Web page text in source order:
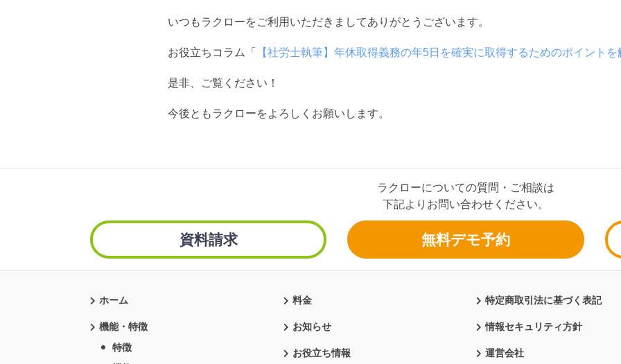
いつもラクローをご利用いただきましてありがとうございます。
お役立ちコラム「 【社労士執筆】年休取得義務の年5日を確実に取得するためのポイントを
是非、ご覧ください！
今後ともラクローをよろしくお願いします。
ラクローについての質問・ご相談は
下記よりお問い合わせください。
資料請求 無料デモ予約
ホーム
機能・特徴
特徴
料金
お知らせ
お役立ち情報
特定商取引法に基づく表記
情報セキュリティ方針
運営会社